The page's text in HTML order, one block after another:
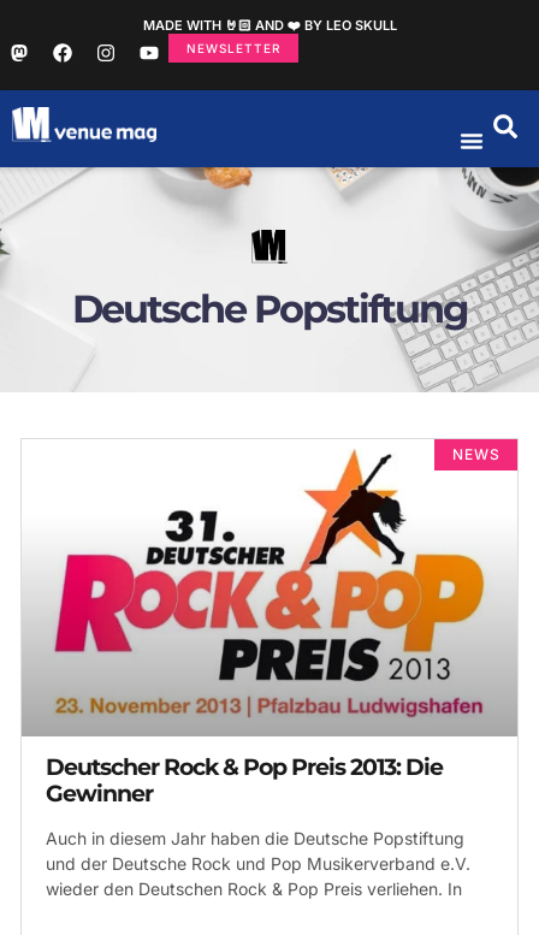
MADE WITH 🤘🏻 AND ❤️ BY LEO SKULL
NEWSLETTER
Deutsche Popstiftung
NEWS
Deutscher Rock & Pop Preis 2013: Die
Gewinner
Auch in diesem Jahr haben die Deutsche Popstiftung
und der Deutsche Rock und Pop Musikerverband e.V.
wieder den Deutschen Rock & Pop Preis verliehen. In